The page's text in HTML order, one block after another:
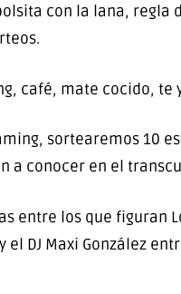
con la lana, regla
café, mate cocido,
sortearemos 10
a conocer en el
los que figuran
DJ Maxi González